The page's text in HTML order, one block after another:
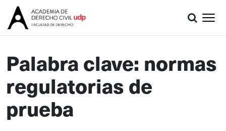
Palabra clave: normas
regulatorias de
prueba